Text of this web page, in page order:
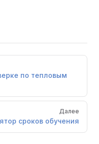
по тепловым
Далее
сроков обучения